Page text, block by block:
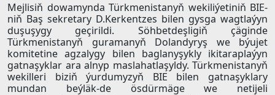
Mejlisiň dowamynda Türkmenistanyň wekiliýetiniň BIE-
niň Baş sekretary D.Kerkentzes bilen gysga wagtlaýyn
duşuşygy geçirildi. Söhbetdeşligiň çäginde
Türkmenistanyň guramanyň Dolandyryş we býujet
komitetine agzalygy bilen baglanyşykly ikitaraplaýyn
gatnaşyklar ara alnyp maslahatlaşyldy. Türkmenistanyň
wekilleri biziň ýurdumyzyň BIE bilen gatnaşyklary
mundan beýläk-de ösdürmäge we netijeli